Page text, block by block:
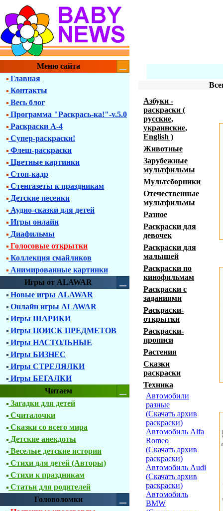
Меню сайта
Главная
Контакты
Весь блог
Программа "Раскрась-ка!"-v.5.0
Раскраски А-4
Супер-раскраски!
Флеш-раскраски
Цветные картинки
Стоп-кадр
Стенгазеты к праздникам
Детские песенки
Аудио-сказки для детей
Игры онлайн
Диафильмы
Голосовые открытки
Коллекция смайликов
Анимированные картинки
Игры от ALAWAR
Новые игры ALAWAR
Онлайн игры ALAWAR
Игры ШАРИКИ
Игры ПОИСК ПРЕДМЕТОВ
Игры НАСТОЛЬНЫЕ
Игры БИЗНЕС
Игры СТРЕЛЯЛКИ
Игры БЕГАЛКИ
Читаем
Загадки для детей
Считалочки
Сказки со всего мира
Детские анекдоты
Веселые детские истории
Стихи для детей (Авторы)
Стихи к праздникам
Статьи для родителей
Головоломки
Азбуки -
раскраски (
русские,
украинские,
English )
Животные
Зарубежные
мультфильмы
Мультсборники
Отечественные
мультфильмы
Разное
Раскраски для
девочек
Раскраски для
малышей
Раскраски по
кинофильмам
Раскраски с
заданиями
Раскраски-
открытки
Раскраски-
прописи
Растения
Сказки
раскраски
Техника
Автомобили
разные
(Скачать архив
раскраски)
Автомобиль Alfa
Romeo
(Скачать архив
раскраски)
Автомобиль Audi
(Скачать архив
раскраски)
Автомобиль
BMW